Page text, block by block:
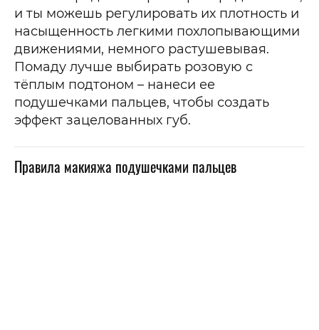
и ты можешь регулировать их плотность и
насыщенность легкими похлопывающими
движениями, немного растушевывая.
Помаду лучше выбирать розовую с
тёплым подтоном – нанеси ее
подушечками пальцев, чтобы создать
эффект зацелованных губ.
Правила макияжа подушечками пальцев